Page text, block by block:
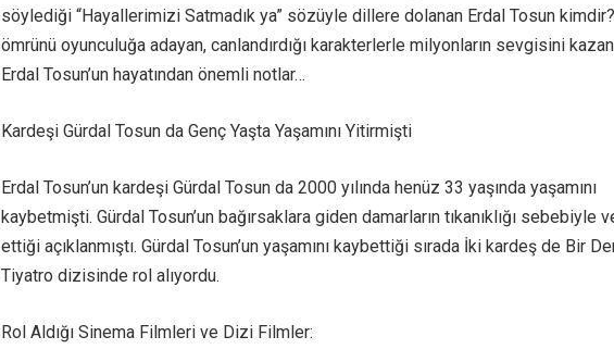
söylediği “Hayallerimizi Satmadık ya” sözüyle dillere dolanan Erdal Tosun
ömrünü oyunculuğa adayan, canlandırdığı karakterlerle milyonların sevgisini
Erdal Tosun’un hayatından önemli notlar…
Kardeşi Gürdal Tosun da Genç Yaşta Yaşamını Yitirmişti
Erdal Tosun’un kardeşi Gürdal Tosun da 2000 yılında henüz 33 yaşında yaşamını
kaybetmişti. Gürdal Tosun’un bağırsaklara giden damarların tıkanıklığı sebebiyle
ettiği açıklanmıştı. Gürdal Tosun’un yaşamını kaybettiği sırada İki kardeş de Bir
Tiyatro dizisinde rol alıyordu.
Rol Aldığı Sinema Filmleri ve Dizi Filmler: